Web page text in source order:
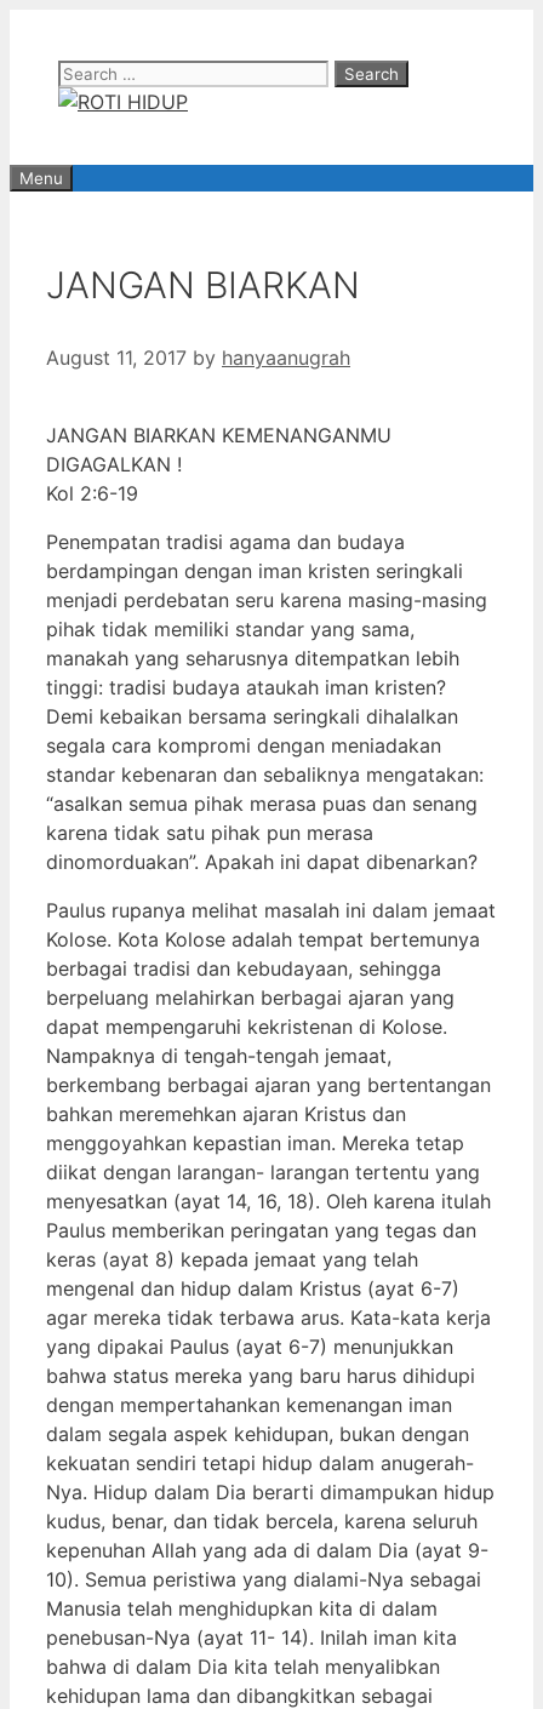
contentSearch
for:
Menu
JANGAN BIARKAN
August 11, 2017 by hanyaanugrah
JANGAN BIARKAN KEMENANGANMU
DIGAGALKAN !
Kol 2:6-19
Penempatan tradisi agama dan budaya
berdampingan dengan iman kristen seringkali
menjadi perdebatan seru karena masing-masing
pihak tidak memiliki standar yang sama,
manakah yang seharusnya ditempatkan lebih
tinggi: tradisi budaya ataukah iman kristen?
Demi kebaikan bersama seringkali dihalalkan
segala cara kompromi dengan meniadakan
standar kebenaran dan sebaliknya mengatakan:
“asalkan semua pihak merasa puas dan senang
karena tidak satu pihak pun merasa
dinomorduakan”. Apakah ini dapat dibenarkan?
Paulus rupanya melihat masalah ini dalam jemaat
Kolose. Kota Kolose adalah tempat bertemunya
berbagai tradisi dan kebudayaan, sehingga
berpeluang melahirkan berbagai ajaran yang
dapat mempengaruhi kekristenan di Kolose.
Nampaknya di tengah-tengah jemaat,
berkembang berbagai ajaran yang bertentangan
bahkan meremehkan ajaran Kristus dan
menggoyahkan kepastian iman. Mereka tetap
diikat dengan larangan- larangan tertentu yang
menyesatkan (ayat 14, 16, 18). Oleh karena itulah
Paulus memberikan peringatan yang tegas dan
keras (ayat 8) kepada jemaat yang telah
mengenal dan hidup dalam Kristus (ayat 6-7)
agar mereka tidak terbawa arus. Kata-kata kerja
yang dipakai Paulus (ayat 6-7) menunjukkan
bahwa status mereka yang baru harus dihidupi
dengan mempertahankan kemenangan iman
dalam segala aspek kehidupan, bukan dengan
kekuatan sendiri tetapi hidup dalam anugerah-
Nya. Hidup dalam Dia berarti dimampukan hidup
kudus, benar, dan tidak bercela, karena seluruh
kepenuhan Allah yang ada di dalam Dia (ayat 9-
10). Semua peristiwa yang dialami-Nya sebagai
Manusia telah menghidupkan kita di dalam
penebusan-Nya (ayat 11- 14). Inilah iman kita
bahwa di dalam Dia kita telah menyalibkan
kehidupan lama dan dibangkitkan sebagai